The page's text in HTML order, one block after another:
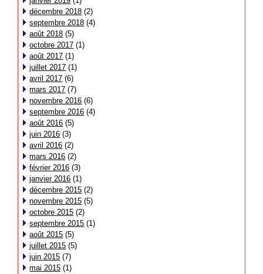
décembre 2018 (2)
septembre 2018 (4)
août 2018 (5)
octobre 2017 (1)
août 2017 (1)
juillet 2017 (1)
avril 2017 (6)
mars 2017 (7)
novembre 2016 (6)
septembre 2016 (4)
août 2016 (5)
juin 2016 (3)
avril 2016 (2)
mars 2016 (2)
février 2016 (3)
janvier 2016 (1)
décembre 2015 (2)
novembre 2015 (5)
octobre 2015 (2)
septembre 2015 (1)
août 2015 (5)
juillet 2015 (5)
juin 2015 (7)
mai 2015 (1)